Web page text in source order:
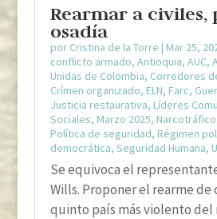
Rearmar a civiles,
osadía
por Cristina de la Torre | Mar 25,
conflicto armado, Antioquia, AUC,
Unidas de Colombia, Corredores
Crímen organizado, ELN, Farc,
Justicia restaurativa, Líderes
Sociales, Marzo 2025, Narcotráfico
Política de seguridad, Régimen
democrática, Seguridad Humana,
Se equivoca el
Wills. Proponer el rearme de
quinto país más violento del